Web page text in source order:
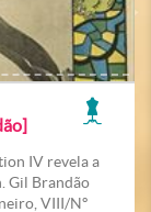
IV revela a
Gil Brandão
VIII/Nº